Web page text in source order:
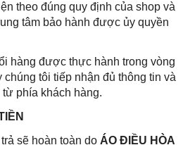
theo đúng quy định của shop và
tâm bảo hành được ủy quyền
hàng được thực hành trong vòng
tôi tiếp nhận đủ thông tin và
phía khách hàng.
sẽ hoàn toàn do ÁO ĐIỀU HÒA